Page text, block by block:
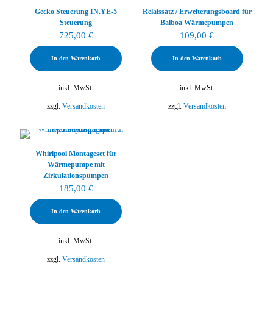
Gecko Steuerung IN.YE-5
Steuerung
725,00 €
In den Warenkorb
inkl. MwSt.
zzgl.Versandkosten
Relaissatz / Erweiterungsboard für
Balboa Wärmepumpen
109,00€
In den Warenkorb
inkl. MwSt.
zzgl. Versandkosten
Whirlpool Montageset für
Wärmepumpe mit
Zirkulationspumpen
185,00 €
In den Warenkorb
inkl. MwSt.
zzgl. Versandkosten